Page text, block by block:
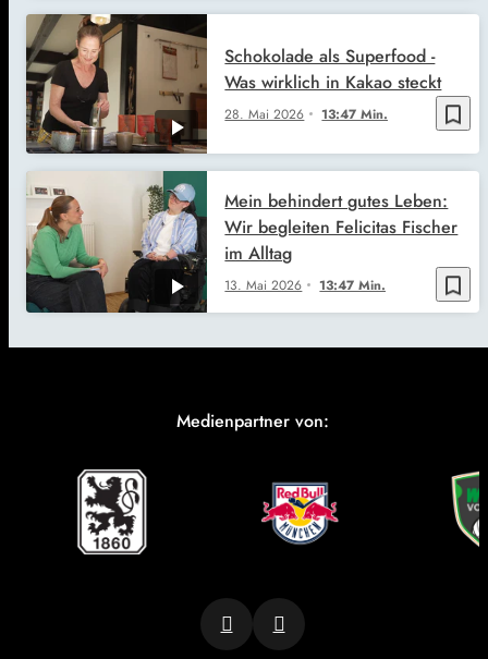
bookmark_border
28. Mai 2026 13:47 Min.
Schokolade als Superfood -
Was wirklich in Kakao steckt
bookmark_border
13. Mai 2026 13:47 Min.
Mein behindert gutes Leben:
Wir begleiten Felicitas Fischer
im Alltag
Medienpartner von: